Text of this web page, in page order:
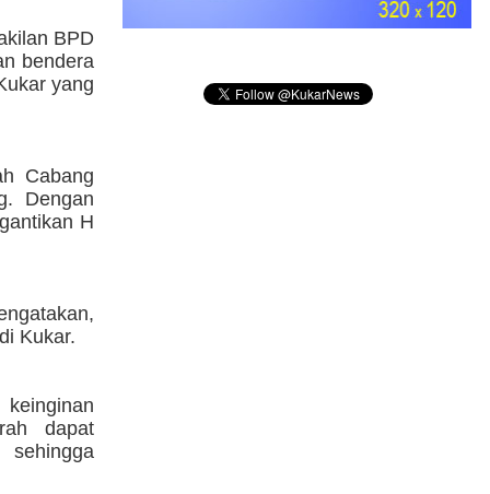
BPD
bendera
yang
Cabang
Dengan
H
Kukar.
dapat